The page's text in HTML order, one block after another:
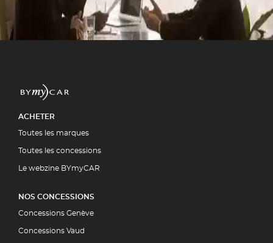
par la quasi-totalité des
ACHETER
Toutes les marques
Toutes les concessions
Le webzine BYmyCAR
NOS CONCESSIONS
Concessions Genève
Concessions Vaud